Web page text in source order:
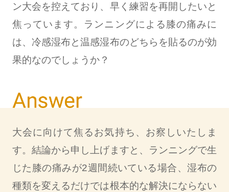
ン大会を控えており、早く練習を再開したいと
焦っています。ランニングによる膝の痛みに
は、冷感湿布と温感湿布のどちらを貼るのが効
果的なのでしょうか？
大会に向けて焦るお気持ち、お察しいたしま
す。結論から申し上げますと、ランニングで生
じた膝の痛みが2週間続いている場合、湿布の
種類を変えるだけでは根本的な解決にならない